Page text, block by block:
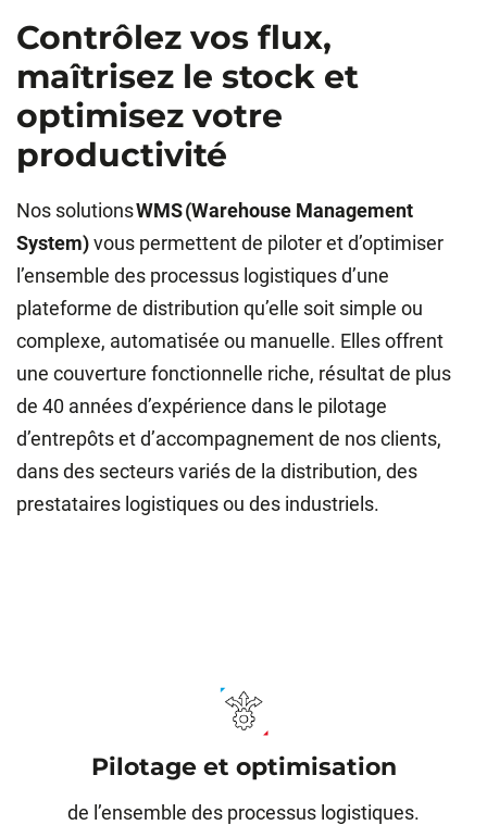
Contrôlez vos flux,
maîtrisez le stock et
optimisez votre
productivité
Nos solutionsWMS (Warehouse Management
System)vous permettent de piloter et d’optimiser
l’ensemble des processus logistiques d’une
plateforme de distribution qu’elle soit simple ou
complexe, automatisée ou manuelle. Elles offrent
une couverture fonctionnelle riche, résultat de plus
de 40 années d’expérience dans le pilotage
d’entrepôts et d’accompagnement de nos clients,
dans des secteurs variés de la distribution, des
prestataires logistiques ou des industriels.
Pilotage et optimisation
de l’ensemble des processus logistiques.